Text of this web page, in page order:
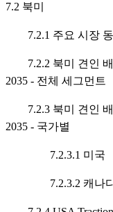
7.2 북미
7.2.1 주요 시장 동
7.2.2 북미 견인 배
2035 - 전체 세그먼트
7.2.3 북미 견인 배
2035 - 국가별
7.2.3.1 미국
7.2.3.2 캐나